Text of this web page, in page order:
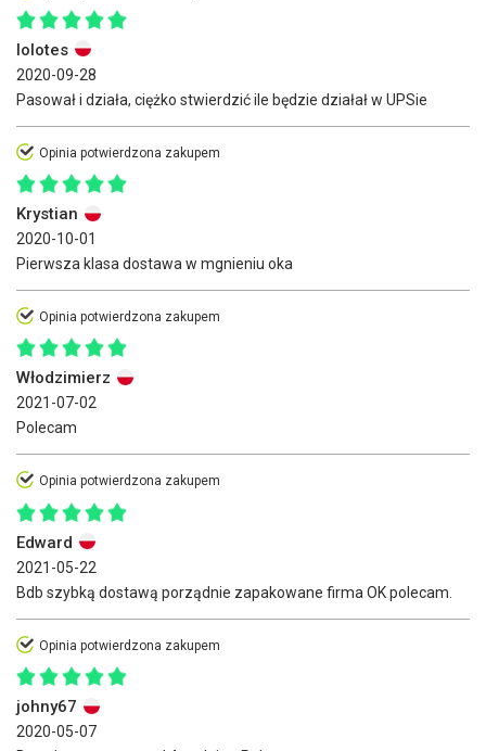
lolotes
2020-09-28
Pasował i działa, ciężko stwierdzić ile będzie działał w UPSie
Opinia potwierdzona zakupem
Krystian
2020-10-01
Pierwsza klasa dostawa w mgnieniu oka
Opinia potwierdzona zakupem
Włodzimierz
2021-07-02
Polecam
Opinia potwierdzona zakupem
Edward
2021-05-22
Bdb szybką dostawą porządnie zapakowane firma OK polecam.
Opinia potwierdzona zakupem
johny67
2020-05-07